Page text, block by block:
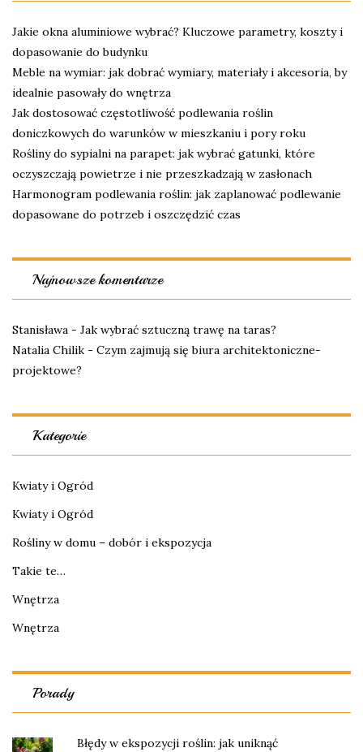
Jakie okna aluminiowe wybrać? Kluczowe parametry, koszty i
dopasowanie do budynku
Meble na wymiar: jak dobrać wymiary, materiały i akcesoria, by
idealnie pasowały do wnętrza
Jak dostosować częstotliwość podlewania roślin
doniczkowych do warunków w mieszkaniu i pory roku
Rośliny do sypialni na parapet: jak wybrać gatunki, które
oczyszczają powietrze i nie przeszkadzają w zasłonach
Harmonogram podlewania roślin: jak zaplanować podlewanie
dopasowane do potrzeb i oszczędzić czas
Najnowsze komentarze
Stanisława - Jak wybrać sztuczną trawę na taras?
Natalia Chilik - Czym zajmują się biura architektoniczne-
projektowe?
Kategorie
Kwiaty i Ogród
Kwiaty i Ogród
Rośliny w domu – dobór i ekspozycja
Takie te…
Wnętrza
Wnętrza
Porady
Błędy w ekspozycji roślin: jak uniknąć